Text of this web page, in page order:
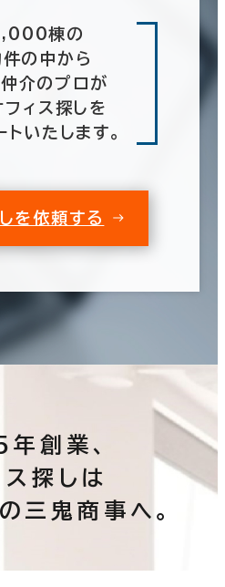
棟の
の中から
介のプロが
ィス探しを
いたします。
を依頼する
創業、
ス探しは
三鬼商事へ。